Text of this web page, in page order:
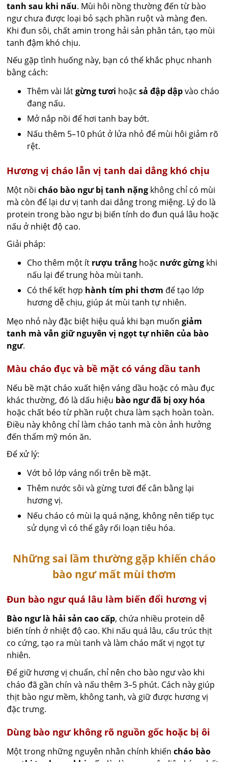
tanh sau khi nấu. Mùi hôi nồng thường đến từ bào
ngư chưa được loại bỏ sạch phần ruột và màng đen.
Khi đun sôi, chất amin trong hải sản phân tán, tạo mùi
tanh đậm khó chịu.
Nếu gặp tình huống này, bạn có thể khắc phục nhanh
bằng cách:
Thêm vài látgừng tươi hoặcsả đập dậpvào cháo
đang nấu.
Mở nắp nồi để hơi tanh bay bớt.
Nấu thêm 5–10 phút ở lửa nhỏ để mùi hôi giảm rõ
rệt.
Hương vị cháo lẫn vị tanh dai dẳng khó chịu
Một nồicháo bào ngư bị tanh nặng không chỉ có mùi
mà còn để lại dư vị tanh dai dẳng trong miệng. Lý do là
protein trong bào ngư bị biến tính do đun quá lâu hoặc
nấu ở nhiệt độ cao.
Giải pháp:
Cho thêm một ít rượu trắng hoặc nước gừng khi
nấu lại để trung hòa mùi tanh.
Có thể kết hợp hành tím phi thơm để tạo lớp
hương dễ chịu, giúp át mùi tanh tự nhiên.
Mẹo nhỏ này đặc biệt hiệu quả khi bạn muốngiảm
tanh mà vẫn giữ nguyên vị ngọt tự nhiên của bào
ngư.
Màu cháo đục và bề mặt có váng dầu tanh
Nếu bề mặt cháo xuất hiện váng dầu hoặc có màu đục
khác thường, đó là dấu hiệu bào ngư đã bị oxy hóa
hoặc chất béo từ phần ruột chưa làm sạch hoàn toàn.
Điều này không chỉ làm cháo tanh mà còn ảnh hưởng
đến thẩm mỹ món ăn.
Để xử lý:
Vớt bỏ lớp váng nổi trên bề mặt.
Thêm nước sôi và gừng tươi để cân bằng lại
hương vị.
Nếu cháo có mùi lạ quá nặng, không nên tiếp tục
sử dụng vì có thể gây rối loạn tiêu hóa.
Những sai lầm thường gặp khiến cháo
bào ngư mất mùi thơm
Đun bào ngư quá lâu làm biến đổi hương vị
Bào ngư là hải sản cao cấp, chứa nhiều protein dễ
biến tính ở nhiệt độ cao. Khi nấu quá lâu, cấu trúc thịt
co cứng, tạo ra mùi tanh và làm cháo mất vị ngọt tự
nhiên.
Để giữ hương vị chuẩn, chỉ nên cho bào ngư vào khi
cháo đã gần chín và nấu thêm 3–5 phút. Cách này giúp
thịt bào ngư mềm, không tanh, và giữ được hương vị
đặc trưng.
Dùng bào ngư không rõ nguồn gốc hoặc bị ôi
Một trong những nguyên nhân chính khiếncháo bào